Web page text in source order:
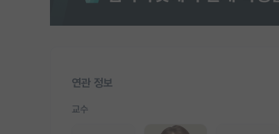
연관 정보
교수